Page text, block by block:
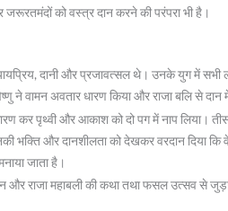
जरूरतमंदों को वस्त्र दान करने की परंपरा भी है।
दानी और प्रजावत्सल थे। उनके युग में
ने वामन अवतार धारण किया और राजा बलि से दान
कर पृथ्वी और आकाश को दो पग में नाप लिया।
भक्ति और दानशीलता को देखकर वरदान दिया कि
जाता है।
और राजा महाबली की कथा तथा फसल उत्सव से